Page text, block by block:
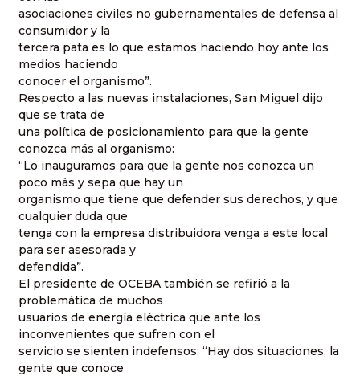
asociaciones civiles no gubernamentales de defensa al
consumidor y la
tercera pata es lo que estamos haciendo hoy ante los
medios haciendo
conocer el organismo”.
Respecto a las nuevas instalaciones, San Miguel dijo
que se trata de
una política de posicionamiento para que la gente
conozca más al organismo:
“Lo inauguramos para que la gente nos conozca un
poco más y sepa que hay un
organismo que tiene que defender sus derechos, y que
cualquier duda que
tenga con la empresa distribuidora venga a este local
para ser asesorada y
defendida”.
El presidente de OCEBA también se refirió a la
problemática de muchos
usuarios de energía eléctrica que ante los
inconvenientes que sufren con el
servicio se sienten indefensos: “Hay dos situaciones, la
gente que conoce